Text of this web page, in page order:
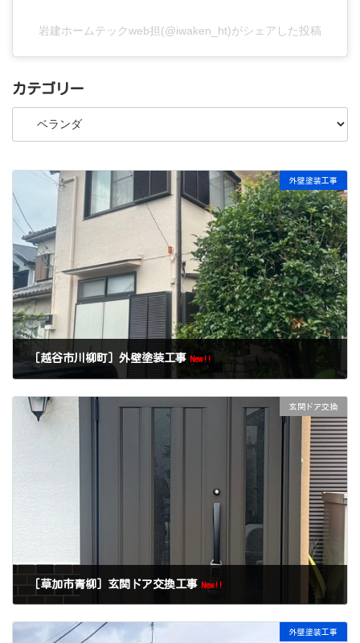
岩建ホームテックweb担(@iwaken_ht)がシェアした投稿
カテゴリー
リ
外壁塗装工事
［越谷市川柳町］外壁塗装工事 New!!
玄関ドア交換
［草加市青柳］玄関ドア交換工事 New!!
外壁塗装工事